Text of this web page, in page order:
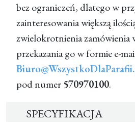
bez ograniczeń, dlatego w
zainteresowania większą
zwielokrotnienia zamówienia
przekazania go w formie e-
pod numer 570970100.
SPECYFIKACJA